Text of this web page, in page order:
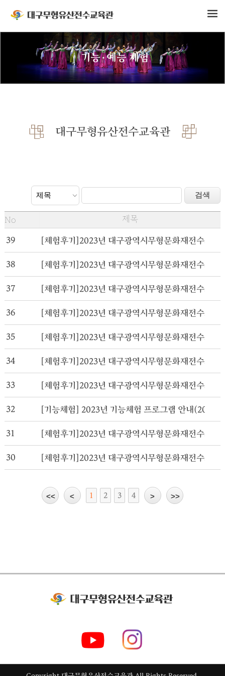
기능·예능 체험
대구무형유산전수교육관
No 제목
39 [체험후기]2023년 대구광역시무형문화재전수교
38 [체험후기]2023년 대구광역시무형문화재전수교
37 [체험후기]2023년 대구광역시무형문화재전수교
36 [체험후기]2023년 대구광역시무형문화재전수교
35 [체험후기]2023년 대구광역시무형문화재전수교
34 [체험후기]2023년 대구광역시무형문화재전수교
33 [체험후기]2023년 대구광역시무형문화재전수교
32 [기능체험] 2023년 기능체험 프로그램 안내
31 [체험후기]2023년 대구광역시무형문화재전수교
30 [체험후기]2023년 대구광역시무형문화재전수교
1 2 3 4